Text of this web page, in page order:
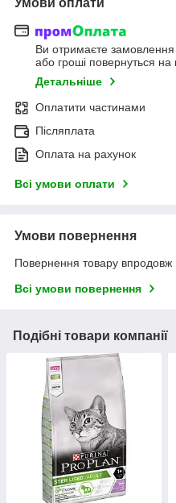
Ви отримаєте замовлення
або гроші повернуться на
Детальніше
Оплатити частинами
Післяплата
Оплата на рахунок
Всі умови оплати
Умови повернення
Повернення товару впродовж
Всі умови повернення
Подібні товари компанії